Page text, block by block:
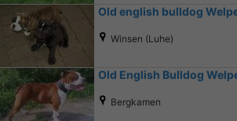
Old english bulldog
Winsen (Luhe)
Old English Bulldog
Bergkamen